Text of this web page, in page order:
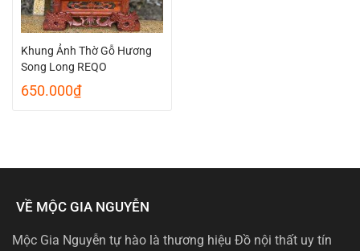
Khung Ảnh Thờ Gỗ Hương
Song Long REQO
650.000₫
VỀ MỘC GIA NGUYỄN
Mộc Gia Nguyễn tự hào là thương hiệu Đồ nội thất uy tín